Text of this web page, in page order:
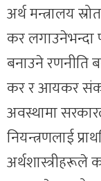
अर्थ मन्त्रालय
कर लगाउनेभन्दा
बनाउने रणनीति
कर र आयकर
अवस्थामा
नियन्त्रणलाई
अर्थशास्त्रीहरूले